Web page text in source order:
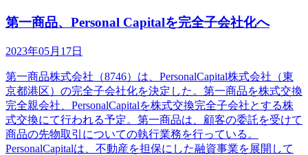
第一商品、Personal Capitalを完全子会社化へ
2023年05月17日
第一商品株式会社（8746）は、PersonalCapital株式会社（東
京都港区）の完全子会社化を決定した。第一商品を株式交換
完全親会社、PersonalCapitalを株式交換完全子会社とする株
式交換にて行われる予定。第一商品は、顧客の委託を受けて
商品の先物取引についての執行業務を行っている。
PersonalCapitalは、不動産を担保にした融資事業を展開して